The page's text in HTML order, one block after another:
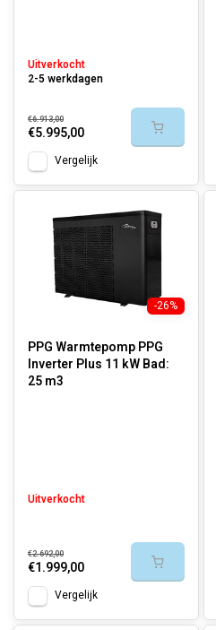
Uitverkocht
2-5 werkdagen
€6.913,00
€5.995,00
Vergelijk
-26%
PPG Warmtepomp PPG
Inverter Plus 11 kW Bad:
25 m3
Uitverkocht
€2.692,00
€1.999,00
Vergelijk